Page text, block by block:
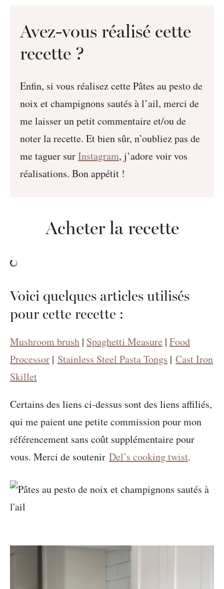
Avez-vous réalisé cette
recette ?
Enfin, si vous réalisez cette Pâtes au pesto de
noix et champignons sautés à l’ail, merci de
me laisser un petit commentaire et/ou de
noter la recette. Et bien sûr, n’oubliez pas de
me taguer surInstagram, j’adore voir vos
réalisations. Bon appétit !
Acheter la recette
Voici quelques articles utilisés
pour cette recette :
Mushroom brush | Spaghetti Measure | Food
Processor | Stainless Steel Pasta Tongs | Cast Iron
Skillet
Certains des liens ci-dessus sont des liens affiliés,
qui me paient une petite commission pour mon
référencement sans coût supplémentaire pour
vous. Merci de soutenir Del’s cooking twist.